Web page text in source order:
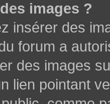
images ?
insérer des
forum a
des images
lien pointant